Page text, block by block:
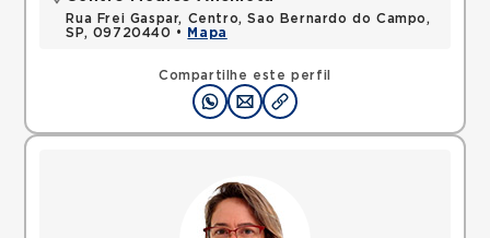
Compartilhe este perfil
Rua Frei Gaspar, Centro, Sao Bernardo do Campo,
SP, 09720440 •
Mapa